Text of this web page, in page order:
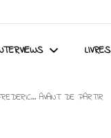
LIVRES
AVANT DE PARTIR